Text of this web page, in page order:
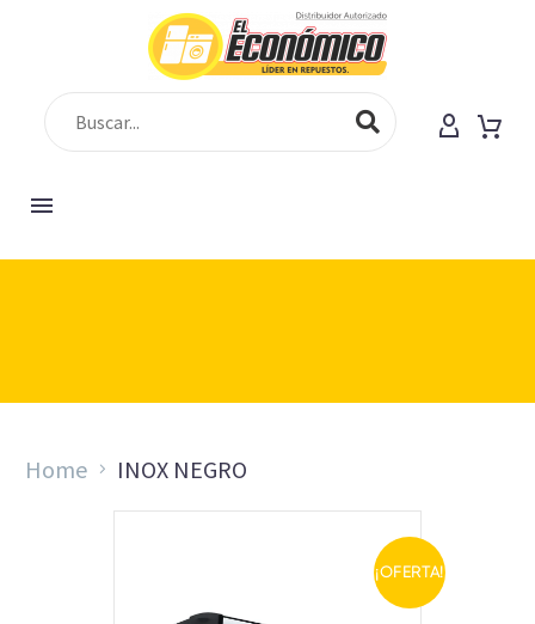
container="1" background_image="225"
[gem_divider margin_top="18"][vc_column_text
TITLE
Home INOX NEGRO
¡OFERTA!